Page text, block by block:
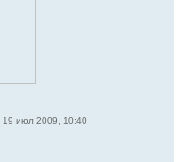
19 июл 2009, 10:40